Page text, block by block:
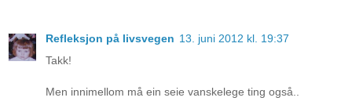
Refleksjon på livsvegen 13. juni 2012 kl. 19:37
Takk!
Men innimellom må ein seie vanskelege ting også..